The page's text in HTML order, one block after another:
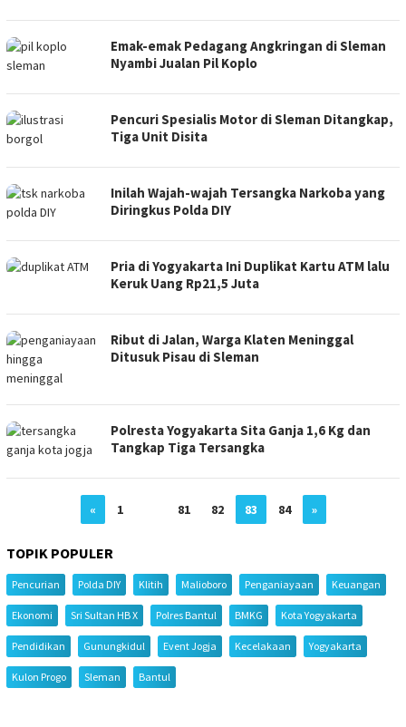
Emak-emak Pedagang Angkringan di Sleman
Nyambi Jualan Pil Koplo
Pencuri Spesialis Motor di Sleman Ditangkap,
Tiga Unit Disita
Inilah Wajah-wajah Tersangka Narkoba yang
Diringkus Polda DIY
Pria di Yogyakarta Ini Duplikat Kartu ATM lalu
Keruk Uang Rp21,5 Juta
Ribut di Jalan, Warga Klaten Meninggal
Ditusuk Pisau di Sleman
Polresta Yogyakarta Sita Ganja 1,6 Kg dan
Tangkap Tiga Tersangka
« 1 81 82 83 84 »
TOPIK POPULER
Pencurian Polda DIY Klitih Malioboro Penganiayaan Keuangan
Ekonomi Sri Sultan HB X Polres Bantul BMKG Kota Yogyakarta
Pendidikan Gunungkidul Event Jogja Kecelakaan Yogyakarta
Kulon Progo Sleman Bantul